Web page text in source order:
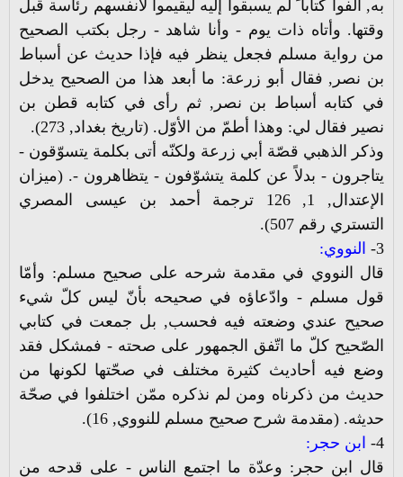
به, ألّفوا كتابا ً لم يسبقوا إليه ليقيموا لأنفسهم رئاسة قبل
وقتها. وأتاه ذات يوم - وأنا شاهد - رجل بكتب الصحيح
من رواية مسلم فجعل ينظر فيه فإذا حديث عن أسباط
بن نصر, فقال أبو زرعة: ما أبعد هذا من الصحيح يدخل
في كتابه أسباط بن نصر, ثم رأى في كتابه قطن بن
نصير فقال لي: وهذا أطمّ من الأوّل. (تاريخ بغداد, 273).
وذكر الذهبي قصّة أبي زرعة ولكنّه أتى بكلمة يتسوّقون -
يتاجرون - بدلاً عن كلمة يتشوّفون - يتظاهرون -. (ميزان
الإعتدال, 1, 126 ترجمة أحمد بن عيسى المصري
التستري رقم 507).
3- النووي:
قال النووي في مقدمة شرحه على صحيح مسلم: وأمّا
قول مسلم - وادّعاؤه في صحيحه بأنّ ليس كلّ شيء
صحيح عندي وضعته فيه فحسب, بل جمعت في كتابي
الصّحيح كلّ ما اتّفق الجمهور على صحته - فمشكل فقد
وضع فيه أحاديث كثيرة مختلف في صحّتها لكونها من
حديث من ذكرناه ومن لم نذكره ممّن اختلفوا في صحّة
حديثه. (مقدمة شرح صحيح مسلم للنووي, 16).
4- ابن حجر:
قال ابن حجر: وعدّة ما اجتمع الناس - على قدحه من